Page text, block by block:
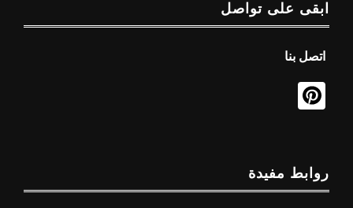
ابقى على تواصل
اتصل بنا
روابط مفيدة